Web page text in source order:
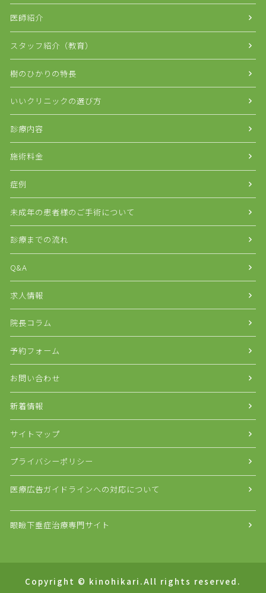
医師紹介
スタッフ紹介（教育）
樹のひかりの特長
いいクリニックの選び方
診療内容
施術料金
症例
未成年の患者様のご手術について
診療までの流れ
Q&A
求人情報
院長コラム
予約フォーム
お問い合わせ
新着情報
サイトマップ
プライバシーポリシー
医療広告ガイドラインへの対応について
眼瞼下垂症治療専門サイト
Copyright © kinohikari.All rights reserved.